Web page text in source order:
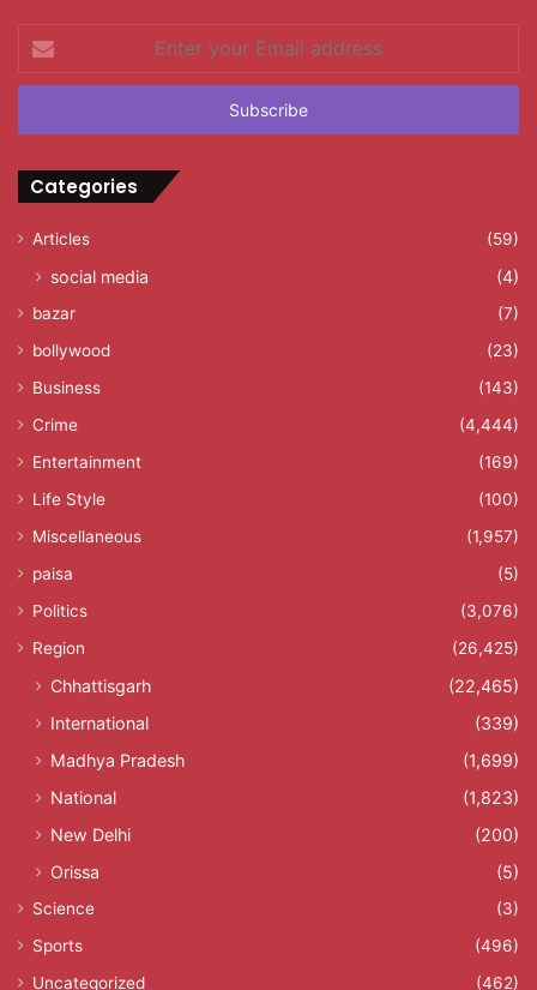
your
Email
Categories
Articles (59)
social media (4)
bazar
(7)
bollywood
(23)
Business
(143)
Crime
(4,444)
Entertainment
(169)
Life Style
(100)
Miscellaneous
(1,957)
paisa
(5)
Politics
(3,076)
Region
(26,425)
Chhattisgarh
(22,465)
International
(339)
Madhya Pradesh
(1,699)
National
(1,823)
New Delhi
(200)
Orissa
(5)
Science
(3)
Sports
(496)
Uncategorized
(462)